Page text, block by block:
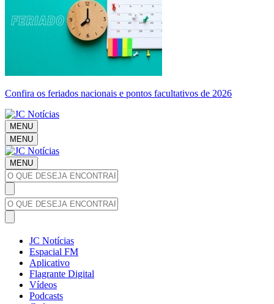
Confira os feriados nacionais e pontos facultativos de 2026
MENU
MENU
MENU
JC Notícias
Espacial FM
Aplicativo
Flagrante Digital
Vídeos
Podcasts